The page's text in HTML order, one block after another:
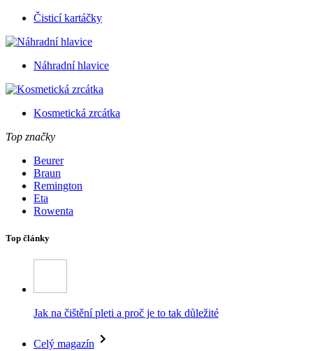
Čisticí kartáčky
Náhradní hlavice
Kosmetická zrcátka
Top značky
Beurer
Braun
Remington
Eta
Rowenta
Top články
Jak na čištění pleti a proč je to tak důležité
Celý magazín